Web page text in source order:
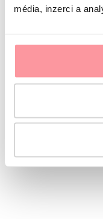
média, inzerci a